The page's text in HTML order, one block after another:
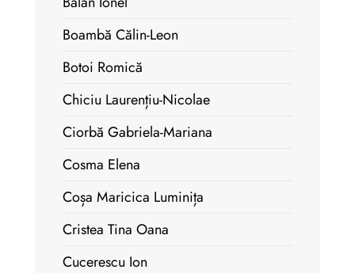
Boambă Călin-Leon
Botoi Romică
Chiciu Laurențiu-Nicolae
Ciorbă Gabriela-Mariana
Cosma Elena
Coșa Maricica Luminița
Cristea Tina Oana
Cucerescu Ion